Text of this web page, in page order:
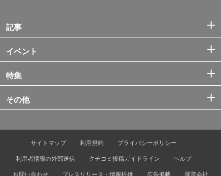
記事
イベント
特集
その他
サイトマップ 利用規約
プライバシーポリシー
利用者情報の外部送信
クチコミ投稿ガイドライン
ヘルプ
お問い合わせ
プレスリリース・情報提供 広告掲載 運営会社